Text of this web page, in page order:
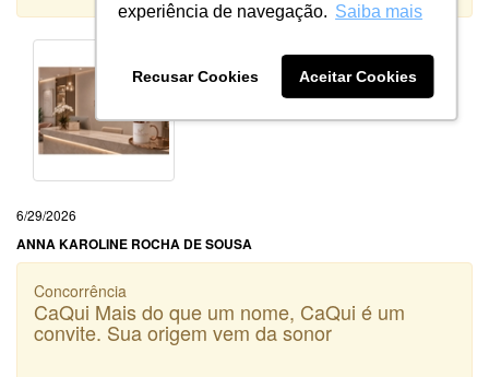
experiência de navegação. Saiba mais
Recusar Cookies Aceitar Cookies
6/29/2026
ANNA KAROLINE ROCHA DE SOUSA
Concorrência
CaQui Mais do que um nome, CaQui é um
convite. Sua origem vem da sonor